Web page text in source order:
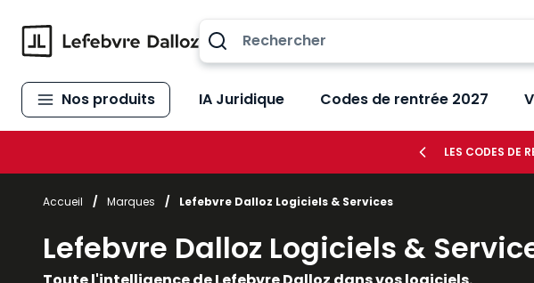
Nos produits IA Juridique Codes de rentrée 2027
LES CODES DE
Accueil / Marques / Lefebvre Dalloz Logiciels & Services
Lefebvre Dalloz Logiciels &